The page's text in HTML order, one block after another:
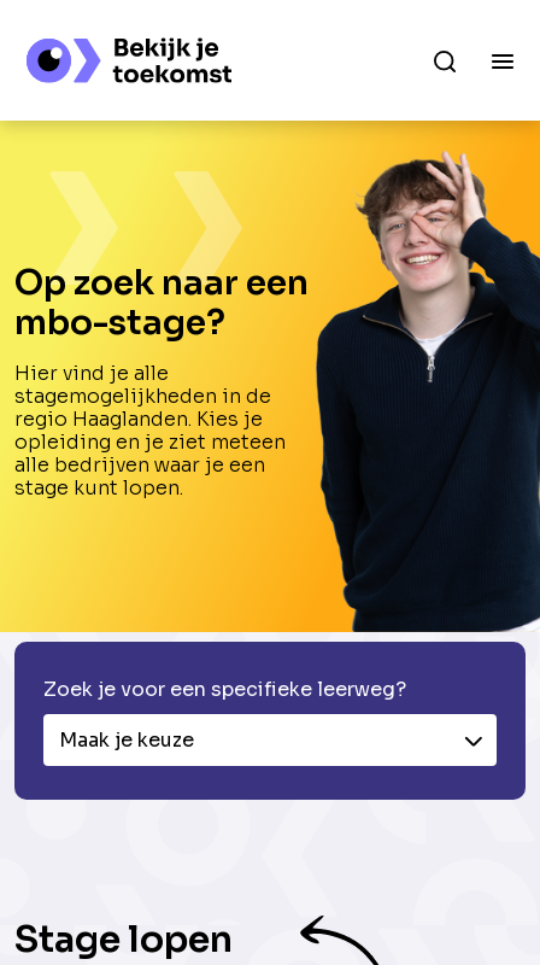
Op zoek naar een
mbo-stage?
Hier vind je alle
stagemogelijkheden in de
regio Haaglanden. Kies je
opleiding en je ziet meteen
alle bedrijven waar je een
stage kunt lopen.
Zoek je voor een specifieke leerweg?
Maak je keuze
Stage lopen